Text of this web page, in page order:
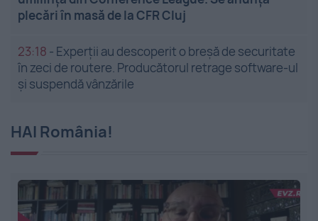
plecări în masă de la CFR Cluj
23:18 - Experții au descoperit o breșă de securitate
în zeci de routere. Producătorul retrage software-ul
și suspendă vânzările
HAI România!